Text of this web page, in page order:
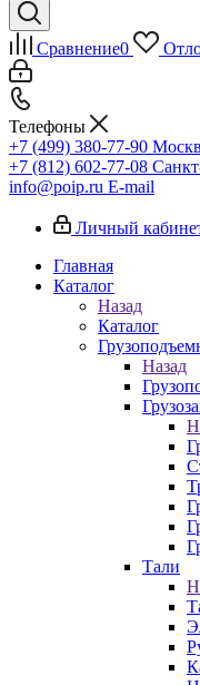
Сравнение0
Телефоны
+7 (499) 380-77-90
+7 (812) 602-77-08
info@poip.ru E-mail
Личный
Главная
Каталог
Назад
Каталог
Назад
Тали